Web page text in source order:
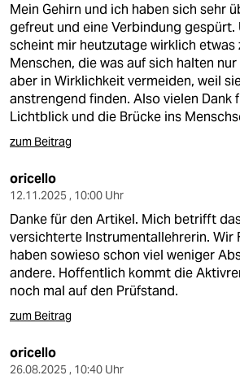
Mein Gehirn und ich haben sich sehr
gefreut und eine Verbindung gespürt.
scheint mir heutzutage wirklich etwas
Menschen, die was auf sich halten
aber in Wirklichkeit vermeiden, weil
anstrengend finden. Also vielen Dank
Lichtblick und die Brücke ins
zum Beitrag
oricello
12.11.2025 , 10:00 Uhr
Danke für den Artikel. Mich betrifft
versichterte Instrumentallehrerin. Wir
haben sowieso schon viel weniger
andere. Hoffentlich kommt die
noch mal auf den Prüfstand.
zum Beitrag
oricello
26.08.2025 , 10:40 Uhr